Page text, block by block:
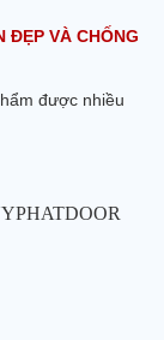
ĐẸP VÀ CHỐNG
được nhiều